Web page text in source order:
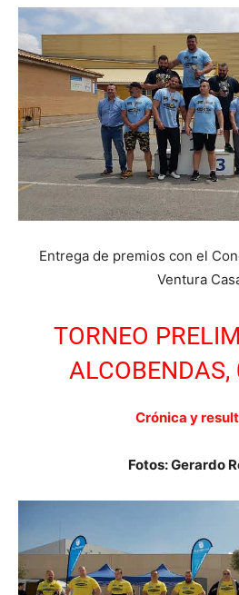
Entrega de premios con el
Ventura
TORNEO
Crónica y
Fotos: Gerardo